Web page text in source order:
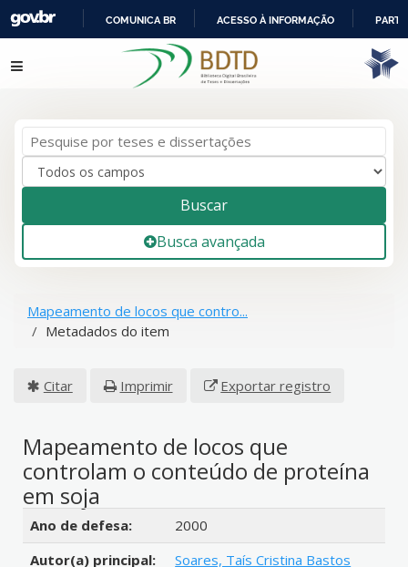
IR
PARA
COMUNICA BR ACESSO À INFORMAÇÃO
Pular para o conteúdo
Buscar
Busca avançada
Mapeamento de locos que contro...
Metadados do item
Citar Imprimir Exportar registro
Mapeamento de locos que
controlam o conteúdo de proteína
em soja
Detalhes bibliográficos
Ano de defesa:
2000
Autor(a) principal:
Soares, Taís Cristina Bastos